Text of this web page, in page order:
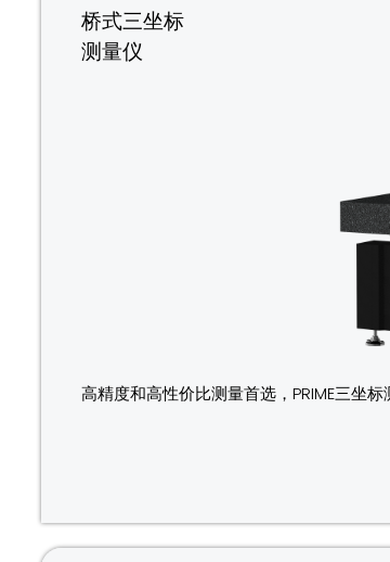
桥式三坐标
测量仪
高精度和高性价比测量首选，PRIME三坐